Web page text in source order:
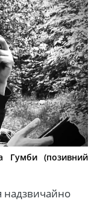
Гумби (позивний
надзвичайно